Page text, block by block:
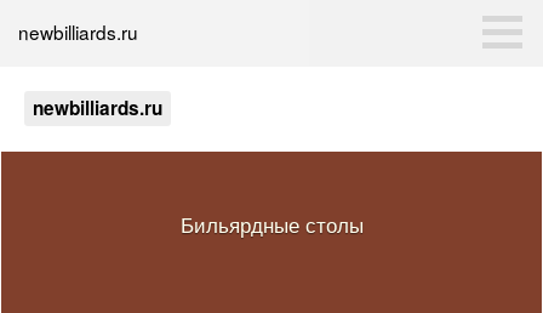
newbilliards.ru
newbilliards.ru
Бильярдные столы